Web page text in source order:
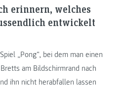
erinnern, welches
entwickelt
„Pong“, bei dem man einen
am Bildschirmrand nach
ihn nicht herabfallen lassen